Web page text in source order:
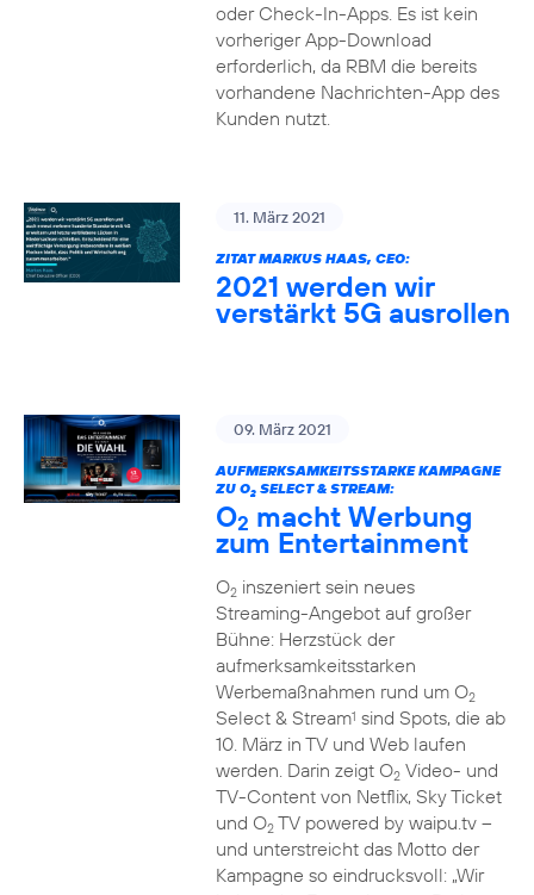
oder Check-In-Apps. Es ist kein
vorheriger App-Download
erforderlich, da RBM die bereits
vorhandene Nachrichten-App des
Kunden nutzt.
11. März 2021
ZITAT MARKUS HAAS, CEO:
2021 werden wir
verstärkt 5G ausrollen
09. März 2021
AUFMERKSAMKEITSSTARKE KAMPAGNE
ZU O2SELECT & STREAM:
O2 macht Werbung
zum Entertainment
O2inszeniert sein neues
Streaming-Angebot auf großer
Bühne: Herzstück der
aufmerksamkeitsstarken
Werbemaßnahmen rund um O2
Select & Stream1 sind Spots, die ab
10. März in TV und Web laufen
werden. Darin zeigt O2Video- und
TV-Content von Netflix, Sky Ticket
und O2TV powered by waipu.tv –
und unterstreicht das Motto der
Kampagne so eindrucksvoll: „Wir